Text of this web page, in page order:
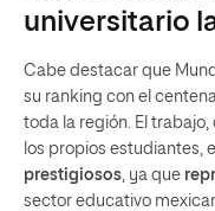
universitario
Cabe destacar que
su ranking con el
toda la región. El
los propios estudiantes,
prestigiosos , ya que
sector educativo